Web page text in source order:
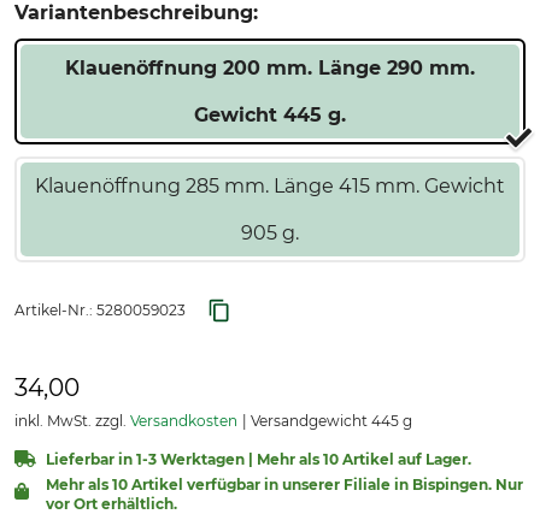
Variantenbeschreibung:
Klauenöffnung 200 mm. Länge 290 mm.
Gewicht 445 g.
Klauenöffnung 285 mm. Länge 415 mm. Gewicht
905 g.
Artikel-Nr.: 5280059023
34,00
inkl. MwSt. zzgl. Versandkosten Versandgewicht 445 g
Lieferbar in 1-3 Werktagen | Mehr als 10 Artikel auf Lager.
Mehr als 10 Artikel verfügbar in unserer Filiale in Bispingen. Nur
vor Ort erhältlich.